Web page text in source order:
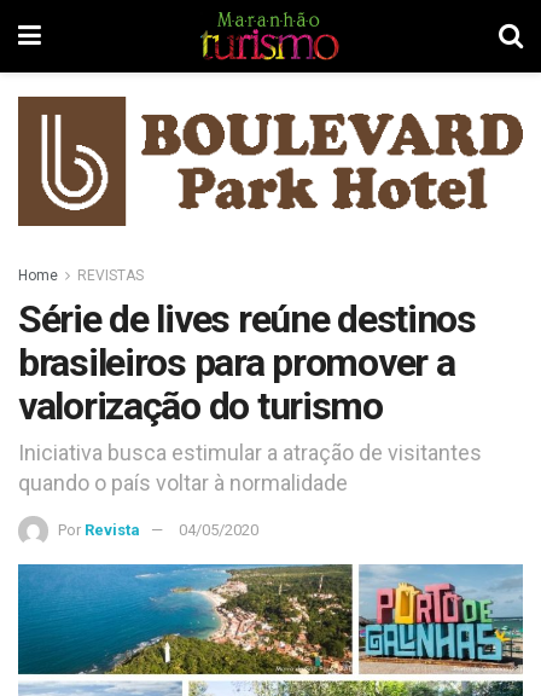
Home REVISTAS
Série de lives reúne destinos
brasileiros para promover a
valorização do turismo
Iniciativa busca estimular a atração de visitantes
quando o país voltar à normalidade
Por Revista 04/05/2020